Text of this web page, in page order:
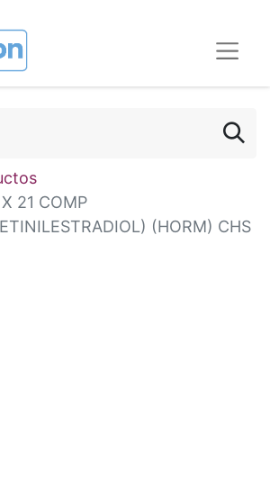
21 COMP
(HORM) CHS